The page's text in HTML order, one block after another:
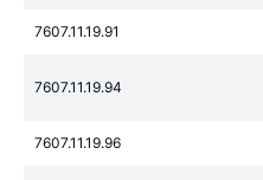
7607.11.19.91
7607.11.19.94
7607.11.19.96